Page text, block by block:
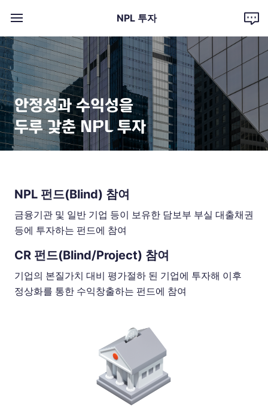
NPL 투자
안정성과 수익성을
두루 갖춘 NPL 투자
NPL 펀드(Blind) 참여
금융기관 및 일반 기업 등이 보유한 담보부 부실 대출채권
등에 투자하는 펀드에 참여
CR 펀드(Blind/Project) 참여
기업의 본질가치 대비 평가절하 된 기업에 투자해 이후
정상화를 통한 수익창출하는 펀드에 참여